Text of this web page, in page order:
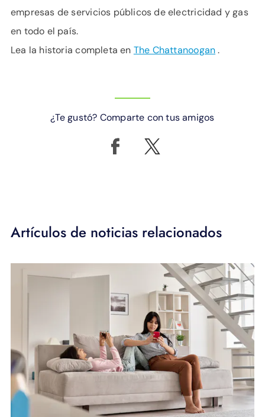
empresas de servicios públicos de electricidad y gas
en todo el país.
Lea la historia completa en The Chattanoogan.
¿Te gustó? Comparte con tus amigos
Artículos de noticias relacionados